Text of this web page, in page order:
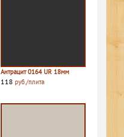
Антрацит 0164 UR 18мм
118 руб./плита